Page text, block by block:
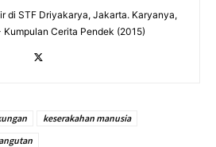
di STF Driyakarya, Jakarta. Karyanya,
Cerita Pendek (2015)
keserakahan manusia